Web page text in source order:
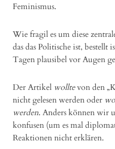
Feminismus.
Wie fragil es um diese
das das Politische ist, bestellt
Tagen plausibel vor Augen
Der Artikel wolltevon den
nicht gelesen werden oder
werden. Anders können wir
konfusen (um es mal
Reaktionen nicht erklären.